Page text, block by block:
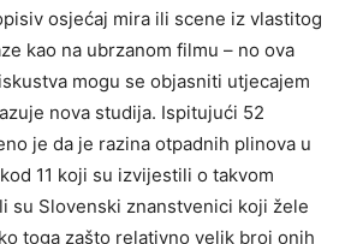
osjećaj mira ili scene iz vlastitog
kao na ubrzanom filmu – no ova
mogu se objasniti utjecajem
nova studija. Ispitujući 52
je da je razina otpadnih plinova u
11 koji su izvijestili o takvom
su Slovenski znanstvenici koji žele
toga zašto relativno velik broj onih